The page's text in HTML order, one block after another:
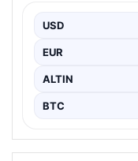
{“title”:
yaşanan…
USD
EUR
ALTIN
BTC